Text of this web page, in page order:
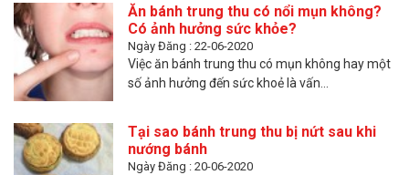
Ăn bánh trung thu có nổi mụn không?
Có ảnh hưởng sức khỏe?
Ngày Đăng : 22-06-2020
Việc ăn bánh trung thu có mụn không hay một
số ảnh hưởng đến sức khoẻ là vấn...
Tại sao bánh trung thu bị nứt sau khi
nướng bánh
Ngày Đăng : 20-06-2020